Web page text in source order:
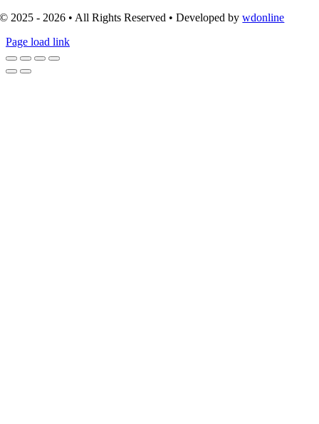
© 2025 - 2026 • All Rights Reserved • Developed bywdonline
Page load link